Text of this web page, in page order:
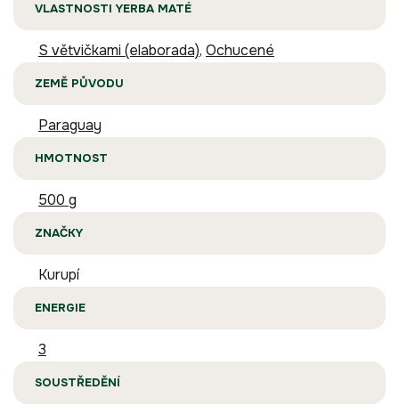
VLASTNOSTI YERBA MATÉ
S větvičkami (elaborada), Ochucené
ZEMĚ PŮVODU
Paraguay
HMOTNOST
500 g
ZNAČKY
Kurupí
ENERGIE
3
SOUSTŘEDĚNÍ